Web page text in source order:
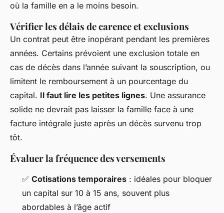
où la famille en a le moins besoin.
Vérifier les délais de carence et exclusions
Un contrat peut être inopérant pendant les premières
années. Certains prévoient une exclusion totale en
cas de décès dans l’année suivant la souscription, ou
limitent le remboursement à un pourcentage du
capital. Il faut lire les petites lignes. Une assurance
solide ne devrait pas laisser la famille face à une
facture intégrale juste après un décès survenu trop
tôt.
Évaluer la fréquence des versements
✅ Cotisations temporaires : idéales pour bloquer
un capital sur 10 à 15 ans, souvent plus
abordables à l’âge actif